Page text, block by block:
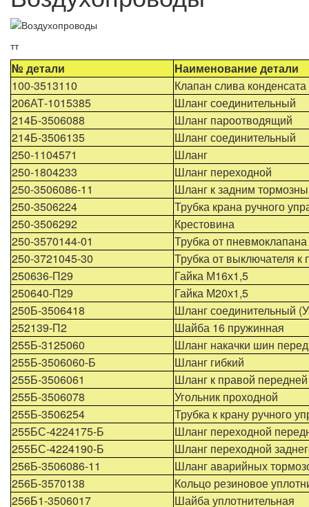
тт
№ детали
Наименование детали
100-3513110
Клапан слива конденсата
206АТ-1015385
Шланг соединительный
214Б-3506088
Шланг пароотводящий
214Б-3506135
Шланг соединительный
250-1104571
Шланг
250-1804233
Шланг переходной
250-3506086-11
Шланг к задним
250-3506224
Трубка крана ручного
250-3506292
Крестовина
250-3570144-01
Трубка от
250-3721045-30
Трубка от выключателя к
250636-П29
Гайка М16х1,5
250640-П29
Гайка М20х1,5
250Б-3506418
Шланг соединительный
252139-П2
Шайба 16 пружинная
255Б-3125060
Шланг накачки шин
255Б-3506060-Б
Шланг гибкий
255Б-3506061
Шланг к правой
255Б-3506078
Угольник проходной
255Б-3506254
Трубка к крану ручного
255БС-4224175-Б
Шланг переходной
255БС-4224190-Б
Шланг переходной
256Б-3506086-11
Шланг аварийных
256Б-3570138
Кольцо резиновое
256Б1-3506017
Шайба уплотнительная